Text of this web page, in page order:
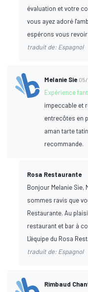
évaluation et votre
vous ayez adoré
espérons vous revoir
traduit de: Espagnol
Melanie Sie
Expérience
impeccable et
entrecôtes en
aman tarte
recommande.
Rosa Restaurante
Bonjour Melanie Sie,
sommes ravis que
Restaurante. Au
restaurant et bar à
L'équipe du Rosa
traduit de: Espagnol
Rimbaud